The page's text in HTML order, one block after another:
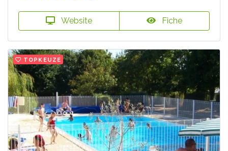
Website Fiche
TOPKEUZE